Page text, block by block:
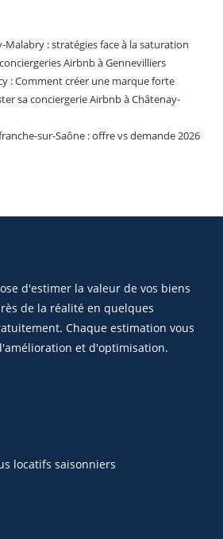
: stratégies face à la saturation
Airbnb à Gennevilliers
: Comment créer une marque forte
sa conciergerie Airbnb à Châtenay-
sur-Saône : offre vs demande 2026
d'estimer la valeur de vos biens
de la réalité en quelques
Chaque estimation vous
et d'optimisation.
locatifs saisonniers